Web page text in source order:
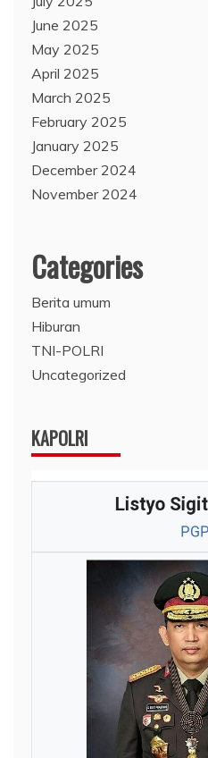
June 2025
May 2025
April 2025
March 2025
February 2025
January 2025
December 2024
November 2024
Categories
Berita umum
Hiburan
TNI-POLRI
Uncategorized
KAPOLRI